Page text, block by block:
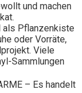
und machen
als Pflanzenkiste
oder Vorräte,
Viele
Sammlungen
– Es handelt